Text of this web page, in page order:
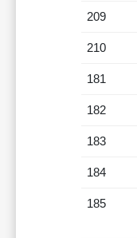
209
210
181
182
183
184
185